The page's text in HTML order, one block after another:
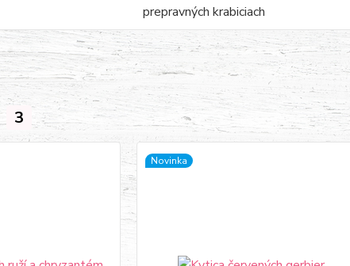
prepravných krabiciach
3
Novinka